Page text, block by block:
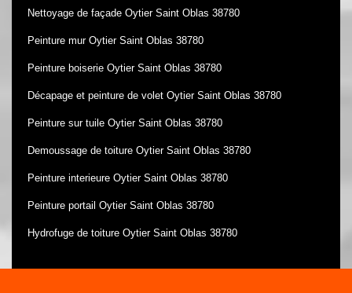
Nettoyage de façade Oytier Saint Oblas 38780
Peinture mur Oytier Saint Oblas 38780
Peinture boiserie Oytier Saint Oblas 38780
Décapage et peinture de volet Oytier Saint Oblas 38780
Peinture sur tuile Oytier Saint Oblas 38780
Demoussage de toiture Oytier Saint Oblas 38780
Peinture interieure Oytier Saint Oblas 38780
Peinture portail Oytier Saint Oblas 38780
Hydrofuge de toiture Oytier Saint Oblas 38780